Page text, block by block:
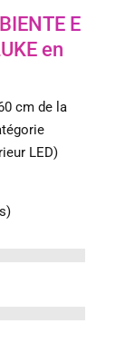
E
en
cm de la
LED)